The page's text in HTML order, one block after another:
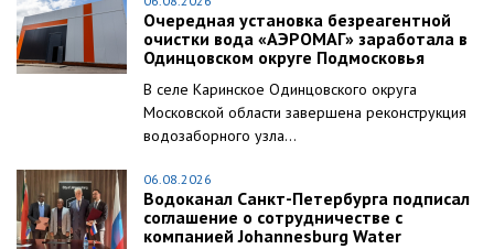
Очередная установка безреагентной
очистки вода «АЭРОМАГ» заработала в
Одинцовском округе Подмосковья
В селе Каринское Одинцовского округа
Московской области завершена реконструкция
водозаборного узла...
06.08.2026
Водоканал Санкт-Петербурга подписал
соглашение о сотрудничестве с
компанией Johannesburg Water